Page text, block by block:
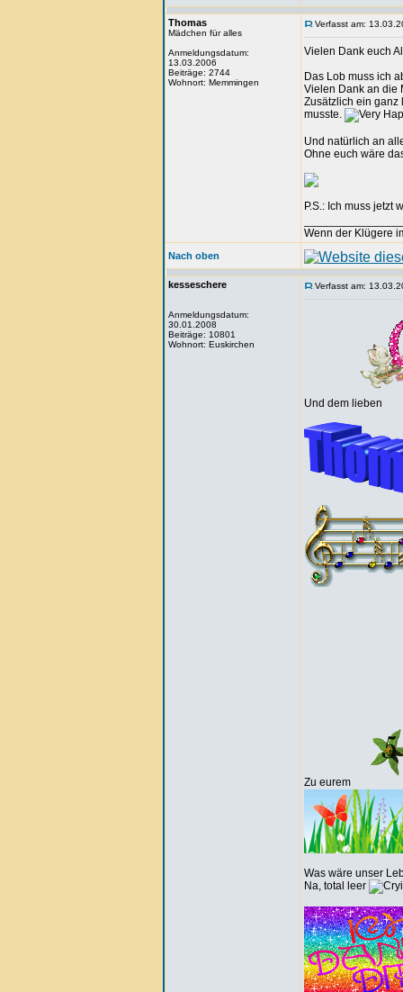
Thomas
Mädchen für alles
Anmeldungsdatum:
13.03.2006
Beiträge: 2744
Wohnort: Memmingen
Verfasst am:
Vielen Dank euch
Das Lob muss ich
Vielen Dank an die
Zusätzlich ein ganz
musste.
Und natürlich an
Ohne euch wäre
P.S.: Ich muss
Wenn der Klügere
Nach oben
kesseschere
Anmeldungsdatum:
30.01.2008
Beiträge: 10801
Wohnort: Euskirchen
Verfasst am:
Und dem lieben
Zu eurem
Was wäre unser
Na, total leer